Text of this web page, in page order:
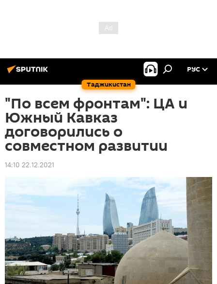
Таджикистан
РУС
"По всем фронтам": ЦА и
Южный Кавказ
договорились о
совместном развитии
14:10 22.12.2021